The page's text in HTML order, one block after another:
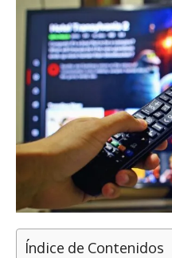
Índice de Contenidos